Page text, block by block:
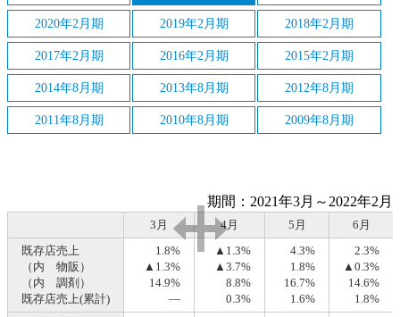
2020年2月期 2019年2月期 2018年2月期
2017年2月期 2016年2月期 2015年2月期
2014年8月期 2013年8月期 2012年8月期
2011年8月期 2010年8月期 2009年8月期
期間：2021年3月～2022年2月
3月 4月 5月
6月
既存店売上
（内 物販）
（内 調剤）
既存店売上(累計)
1.8%
▲1.3%
14.9%
―
▲1.3%
▲3.7%
8.8%
0.3%
4.3%
1.8%
16.7%
1.6%
2.3%
▲0.3%
14.6%
1.8%